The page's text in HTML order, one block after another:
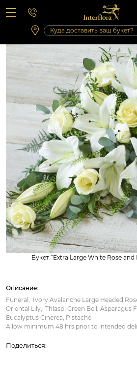
Вопросы-ответы
Сб 10:00 ‐ 14:00
Выходные и праздничные дни
Букет “Extra Large White Rose and
Описание:
Funeral, Ivory Avalanche Large Headed
Oriental Lily, Thlaspi Green Bell, Asparagus
Eucalyptus Cinerea, Pistache
Allow minimum 48 hrs prior to intended
Поделиться: